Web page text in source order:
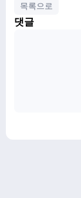
목록으로
댓글